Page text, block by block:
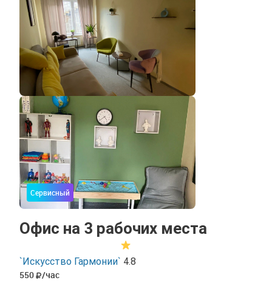
Сервисный
Офис на 3 рабочих места
`Искусство Гармонии` 4.8
550 /час